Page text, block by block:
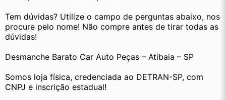
Tem dúvidas? Utilize o campo de perguntas abaixo, nos
procure pelo nome! Não compre antes de tirar todas as
dúvidas!
Desmanche Barato Car Auto Peças – Atibaia – SP
Somos loja física, credenciada ao DETRAN-SP, com
CNPJ e inscrição estadual!